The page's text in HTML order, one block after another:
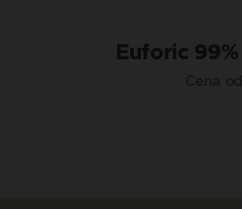
Euforic
Cena od